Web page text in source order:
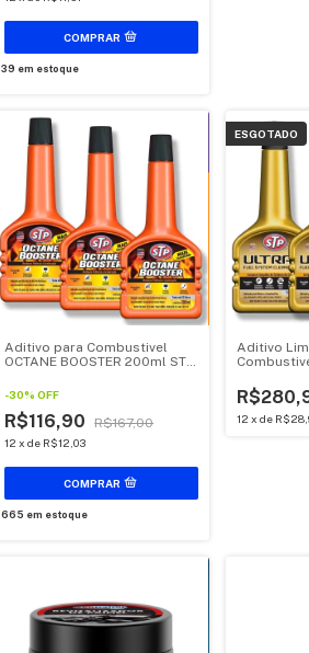
39 em estoque
Aditivo para Combustivel
OCTANE BOOSTER 200ml STP
-30%OFF
R$116,90 R$167,00
12 xde R$12,03
665 em estoque
ESGOTADO
Aditivo
12 x de